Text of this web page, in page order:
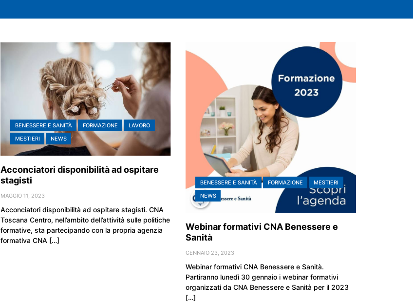
BENESSERE E SANITÀ FORMAZIONE
LAVORO
MESTIERI
NEWS
Acconciatori disponibilità ad ospitare
stagisti
MAGGIO 11, 2023
Acconciatori disponibilità ad ospitare stagisti. CNA
Toscana Centro, nell’ambito dell’attività sulle politiche
formative, sta partecipando con la propria agenzia
formativa CNA […]
BENESSERE E SANITÀ FORMAZIONE
MESTIERI
NEWS
Webinar formativi CNA Benessere e
Sanità
GENNAIO 23, 2023
Webinar formativi CNA Benessere e Sanità.
Partiranno lunedì 30 gennaio i webinar formativi
organizzati da CNA Benessere e Sanità per il 2023
[…]